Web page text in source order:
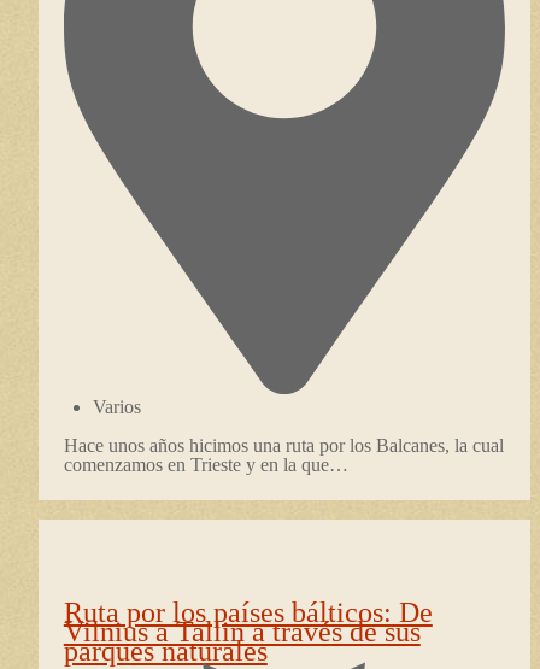
Varios
Hace unos años hicimos una ruta por los Balcanes, la cual
comenzamos en Trieste y en la que…
Ruta por los países bálticos: De
Vilnius a Tallin a través de sus
parques naturales